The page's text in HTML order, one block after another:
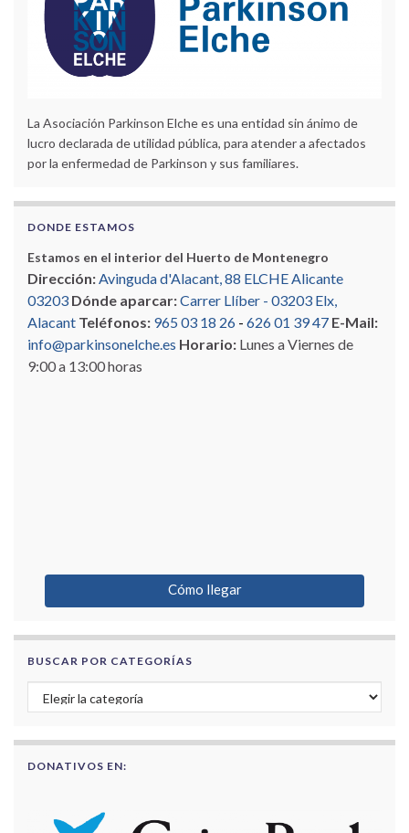
La Asociación Parkinson Elche es una entidad sin ánimo de
lucro declarada de utilidad pública, para atender a afectados
por la enfermedad de Parkinson y sus familiares.
DONDE ESTAMOS
Estamos en el interior del Huerto de Montenegro
Dirección:Avinguda d'Alacant, 88 ELCHE Alicante
03203 Dónde aparcar:Carrer Llíber - 03203 Elx,
Alacant Teléfonos: 965 03 18 26 - 626 01 39 47 E-Mail:
info@parkinsonelche.es Horario: Lunes a Viernes de
9:00 a 13:00 horas
Cómo llegar
BUSCAR POR CATEGORÍAS
Buscar por categorías
DONATIVOS EN: